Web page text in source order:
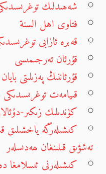
شەھىدلىك
فتاوى اهل السنة
قەبرە ئازابى
قۇرئان تەرجىمىسى
قۇرئاننىڭ پەزىلىتى
قىيامەت
كۈندىلىك زىكىر-
كىشىلەرگە
تەشۋىق قىلىنغان ھەدىسلەر
كىشىلەرنى